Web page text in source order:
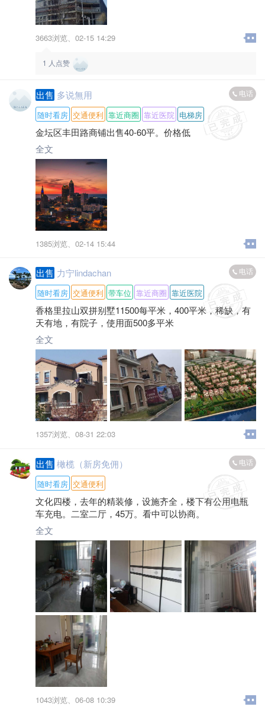
3663浏览、 02-15 14:29
1 人点赞
出售 多说無用 电话
随时看房 交通便利 靠近商圈 靠近医院 电梯房
金坛区丰田路商铺出售40-60平。价格低
全文
1385浏览、 02-14 15:44
出售 力宁lindachan 电话
随时看房 交通便利 带车位 靠近商圈 靠近医院
香格里拉山双拼别墅11500每平米，400平米，稀缺，有
天有地，有院子，使用面500多平米
全文
1357浏览、 08-31 22:03
出售 橄榄（新房免佣） 电话
随时看房 交通便利
文化四楼，去年的精装修，设施齐全，楼下有公用电瓶
车充电。二室二厅，45万。看中可以协商。
全文
1043浏览、 06-08 10:39